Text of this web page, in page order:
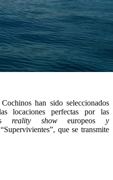
han sido seleccionados
locaciones perfectas por las
reality showeuropeos y
que se transmite